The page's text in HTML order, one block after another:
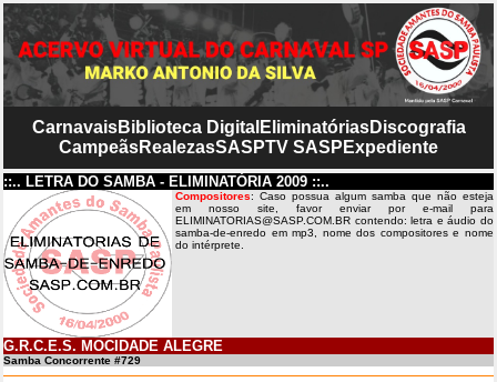
CarnavaisBiblioteca Digital EliminatóriasDiscografia
CampeãsRealezasSASPTV SASP Expediente
::.. LETRA DO SAMBA - ELIMINATÓRIA 2009 ::..
Compositores: Caso possua algum samba que não esteja
em nosso site, favor enviar por e-mail para
ELIMINATORIAS@SASP.COM.BR contendo: letra e áudio do
samba-de-enredo em mp3, nome dos compositores e nome
do intérprete.
G.R.C.E.S. MOCIDADE ALEGRE
Samba Concorrente #729